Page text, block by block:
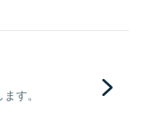
す。